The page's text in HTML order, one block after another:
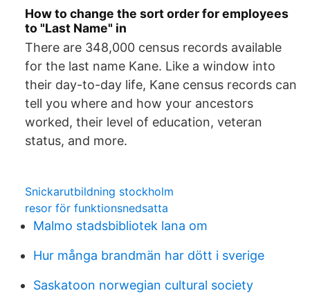
How to change the sort order for employees
to "Last Name" in
There are 348,000 census records available
for the last name Kane. Like a window into
their day-to-day life, Kane census records can
tell you where and how your ancestors
worked, their level of education, veteran
status, and more.
Snickarutbildning stockholm
resor för funktionsnedsatta
Malmo stadsbibliotek lana om
Hur många brandmän har dött i sverige
Saskatoon norwegian cultural society